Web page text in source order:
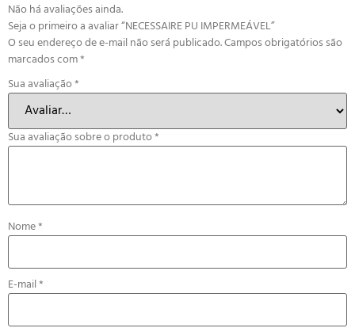
Não há avaliações ainda.
Seja o primeiro a avaliar “NECESSAIRE PU IMPERMEÁVEL”
O seu endereço de e-mail não será publicado.Campos obrigatórios são
marcados com*
Sua avaliação*
Sua avaliação sobre o produto*
Nome*
E-mail*